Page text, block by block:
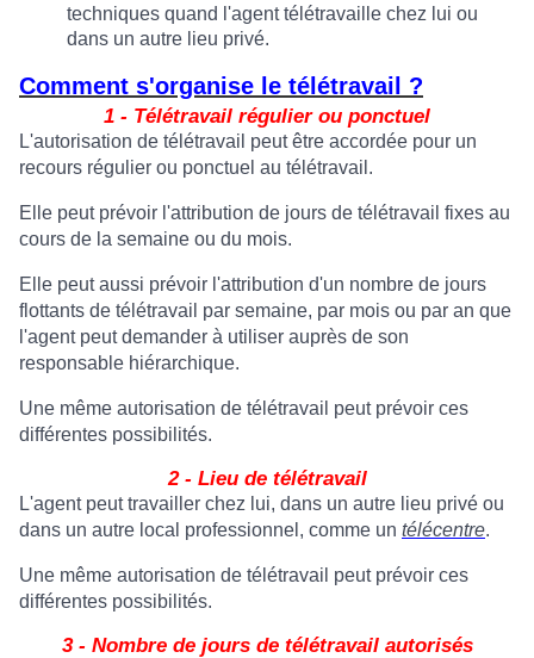
techniques quand l'agent télétravaille chez lui ou
dans un autre lieu privé.
Comment s'organise le télétravail ?
1 - Télétravail régulier ou ponctuel
L'autorisation de télétravail peut être accordée pour un
recours régulier ou ponctuel au télétravail.
Elle peut prévoir l'attribution de jours de télétravail fixes au
cours de la semaine ou du mois.
Elle peut aussi prévoir l'attribution d'un nombre de jours
flottants de télétravail par semaine, par mois ou par an que
l'agent peut demander à utiliser auprès de son
responsable hiérarchique.
Une même autorisation de télétravail peut prévoir ces
différentes possibilités.
2 - Lieu de télétravail
L'agent peut travailler chez lui, dans un autre lieu privé ou
dans un autre local professionnel, comme un télécentre.
Une même autorisation de télétravail peut prévoir ces
différentes possibilités.
3 - Nombre de jours de télétravail autorisés